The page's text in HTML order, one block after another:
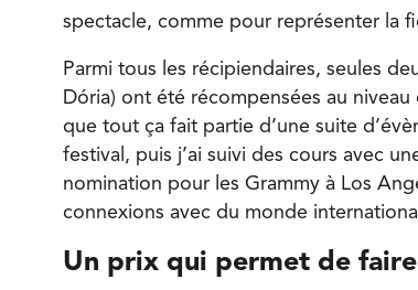
spectacle, comme pour représenter la
Parmi tous les récipiendaires, seules
Dória) ont été récompensées au niveau
que tout ça fait partie d’une suite
festival, puis j’ai suivi des cours avec
nomination pour les Grammy à Los
connexions avec du monde
Un prix qui permet de